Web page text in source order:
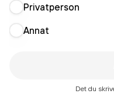
Privatperson
Annat
Det du